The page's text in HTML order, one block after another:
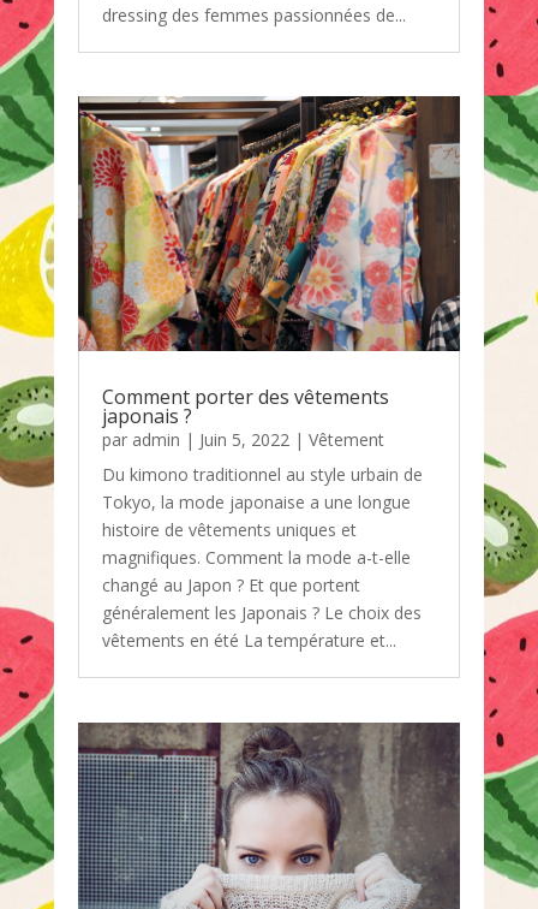
dressing des femmes passionnées de...
Comment porter des vêtements
japonais ?
par admin | Juin 5, 2022| Vêtement
Du kimono traditionnel au style urbain de
Tokyo, la mode japonaise a une longue
histoire de vêtements uniques et
magnifiques. Comment la mode a-t-elle
changé au Japon ? Et que portent
généralement les Japonais ? Le choix des
vêtements en été La température et...